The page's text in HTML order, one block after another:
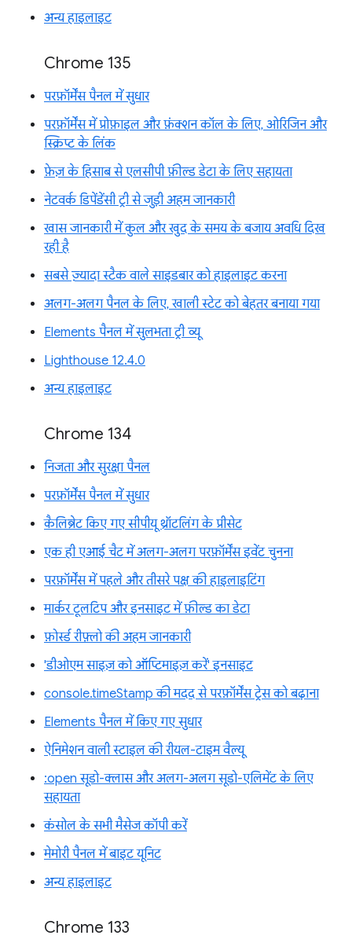
अन्य हाइलाइट
Chrome 135
परफ़ॉर्मेंस पैनल में सुधार
परफ़ॉर्मेंस में प्रोफ़ाइल और फ़ंक्शन कॉल के लिए, ओरिजिन और
स्क्रिप्ट के लिंक
फ़ेज़ के हिसाब से एलसीपी फ़ील्ड डेटा के लिए सहायता
नेटवर्क डिपेंडेंसी ट्री से जुड़ी अहम जानकारी
खास जानकारी में कुल और खुद के समय के बजाय अवधि दिख
रही है
सबसे ज़्यादा स्टैक वाले साइडबार को हाइलाइट करना
अलग-अलग पैनल के लिए, खाली स्टेट को बेहतर बनाया गया
Elements पैनल में सुलभता ट्री व्यू
Lighthouse 12.4.0
अन्य हाइलाइट
Chrome 134
निजता और सुरक्षा पैनल
परफ़ॉर्मेंस पैनल में सुधार
कैलिब्रेट किए गए सीपीयू थ्रॉटलिंग के प्रीसेट
एक ही एआई चैट में अलग-अलग परफ़ॉर्मेंस इवेंट चुनना
परफ़ॉर्मेंस में पहले और तीसरे पक्ष की हाइलाइटिंग
मार्कर टूलटिप और इनसाइट में फ़ील्ड का डेटा
फ़ोर्स्ड रीफ़्लो की अहम जानकारी
'डीओएम साइज़ को ऑप्टिमाइज़ करें' इनसाइट
console.timeStamp की मदद से परफ़ॉर्मेंस ट्रेस को बढ़ाना
Elements पैनल में किए गए सुधार
ऐनिमेशन वाली स्टाइल की रीयल-टाइम वैल्यू
:open सूडो-क्लास और अलग-अलग सूडो-एलिमेंट के लिए
सहायता
कंसोल के सभी मैसेज कॉपी करें
मेमोरी पैनल में बाइट यूनिट
अन्य हाइलाइट
Chrome 133